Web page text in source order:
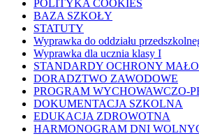
POLITYKA COOKIES
BAZA SZKOŁY
STATUTY
Wyprawka do oddziału
Wyprawka dla ucznia klasy I
STANDARDY OCHRONY
DORADZTWO ZAWODOWE
PROGRAM WYCHOWAWCZO-
DOKUMENTACJA SZKOLNA
EDUKACJA ZDROWOTNA
HARMONOGRAM DNI